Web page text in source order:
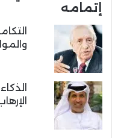
إتمامه